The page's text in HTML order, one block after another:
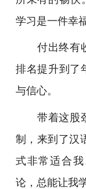
学习是一件幸
付出终有
排名提升到了
与信心。
带着这股
制，来到了汉
式非常适合
论，总能让我